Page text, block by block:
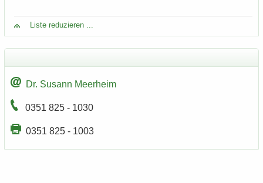
Liste re­du­zie­ren ...
Dr. Su­sann Meer­heim
0351 825 - 1030
0351 825 - 1003